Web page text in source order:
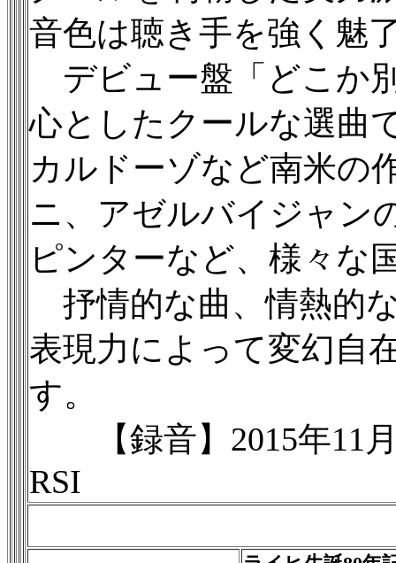
音色は聴き手を強く魅
デビュー盤「どこか
心としたクールな選曲
カルドーゾなど南米の
ニ、アゼルバイジャン
ピンターなど、様々な
抒情的な曲、情熱的
表現力によって変幻自
す。
【録音】2015年11月
RSI